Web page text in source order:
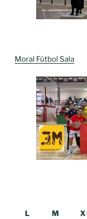
Moral Fútbol Sala
L
M X